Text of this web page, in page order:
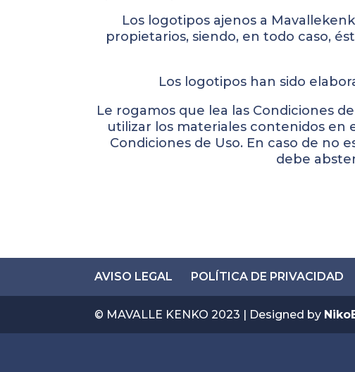
Los logotipos ajenos a
propietarios, siendo, en todo caso,
Los logotipos han sido
Le rogamos que lea las Condiciones
utilizar los materiales contenidos en
Condiciones de Uso. En caso de no
debe
AVISO LEGAL POLÍTICA DE PRIVACIDAD
© MAVALLE KENKO 2023 | Designed by